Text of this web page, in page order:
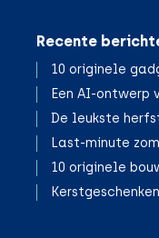
Recente
10 originele
Een AI-ontwerp
De leukste
Last-minute
10 originele